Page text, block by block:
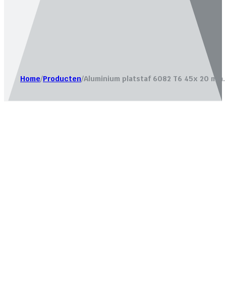
Website laten maken door Bureau Magneet – Online
Home/Producten/Aluminium platstaf 6082 T6 45x 20 mm.